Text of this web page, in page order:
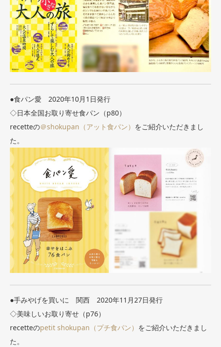
●食パン愛 2020年10月1日発行
◇日本全国お取り寄せ食パン（p80）
recetteの＠shokupan（アット食パン） をご紹介いただきまし
た。
●手みやげを買いに 関西 2020年11月27日発行
◇美味しいお取り寄せ（p76）
recetteのpetit shokupan（プチ食パン） をご紹介いただきまし
た。